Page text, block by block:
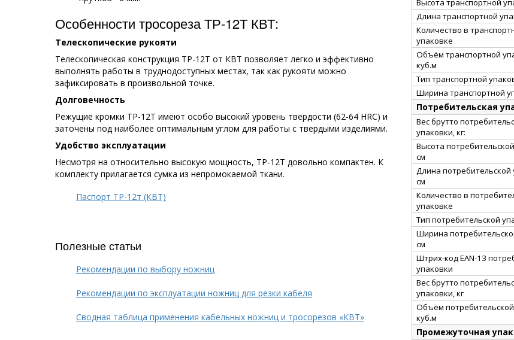
Особенности тросореза ТР-12Т КВТ:
Телескопические рукояти
Телескопическая конструкция ТР-12Т от КВТ позволяет легко и эффективно
выполнять работы в труднодоступных местах, так как рукояти можно
зафиксировать в произвольной точке.
Долговечность
Режущие кромки ТР-12Т имеют особо высокий уровень твердости (62-64 HRC) и
заточены под наиболее оптимальным углом для работы с твердыми изделиями.
Удобство эксплуатации
Несмотря на относительно высокую мощность, ТР-12Т довольно компактен. К
комплекту прилагается сумка из непромокаемой ткани.
Паспорт ТР-12т (КВТ)
Полезные статьи
Рекомендации по выбору ножниц
Рекомендации по эксплуатации ножниц для резки кабеля
Сводная таблица применения кабельных ножниц и тросорезов «КВТ»
Длина транспортной
Количество в
упаковке
Объём транспортной
куб.м
Тип транспортной
Ширина транспортной
Потребительская
Вес брутто
упаковки, кг:
Высота
см
Длина потребительской
см
Количество в
упаковке
Тип потребительской
Ширина
см
Штрих-код EAN-13
упаковки
Вес брутто
упаковки, кг
Объём потребительской
куб.м
Промежуточная